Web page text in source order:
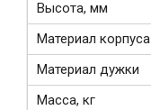
Высота, мм
Материал корпуса
Материал дужки
Масса, кг